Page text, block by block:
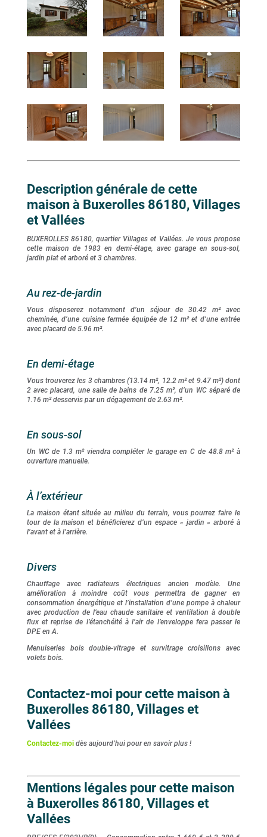
Description générale de cette
maison à Buxerolles 86180, Villages
et Vallées
BUXEROLLES 86180, quartier Villages et Vallées. Je vous propose
cette maison de 1983 en demi-étage, avec garage en sous-sol,
jardin plat et arboré et 3 chambres.
Au rez-de-jardin
Vous disposerez notamment d’un séjour de 30.42 m² avec
cheminée, d’une cuisine fermée équipée de 12 m² et d’une entrée
avec placard de 5.96 m².
En demi-étage
Vous trouverez les 3 chambres (13.14 m², 12.2 m² et 9.47 m²) dont
2 avec placard, une salle de bains de 7.25 m², d’un WC séparé de
1.16 m² desservis par un dégagement de 2.63 m².
En sous-sol
Un WC de 1.3 m² viendra compléter le garage en C de 48.8 m² à
ouverture manuelle.
À l’extérieur
La maison étant située au milieu du terrain, vous pourrez faire le
tour de la maison et bénéficierez d’un espace « jardin » arboré à
l’avant et à l’arrière.
Divers
Chauffage avec radiateurs électriques ancien modèle. Une
amélioration à moindre coût vous permettra de gagner en
consommation énergétique et l’installation d’une pompe à chaleur
avec production de l’eau chaude sanitaire et ventilation à double
flux et reprise de l’étanchéité à l’air de l’enveloppe fera passer le
DPE en A.
Menuiseries bois double-vitrage et survitrage croisillons avec
volets bois.
Contactez-moi pour cette maison à
Buxerolles 86180, Villages et
Vallées
Contactez-moidès aujourd’hui pour en savoir plus !
Mentions légales pour cette maison
à Buxerolles 86180, Villages et
Vallées